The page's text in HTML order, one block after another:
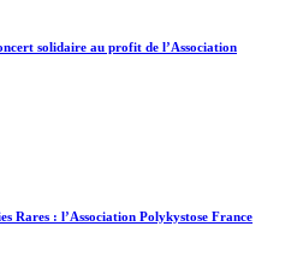
solidaire au profit de l’Association
Rares : l’Association Polykystose France